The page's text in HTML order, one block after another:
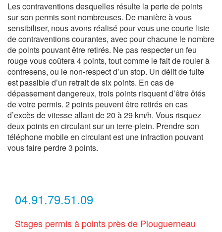
Les contraventions desquelles résulte la perte de points
sur son permis sont nombreuses. De manière à vous
sensibiliser, nous avons réalisé pour vous une courte liste
de contraventions courantes, avec pour chacune le nombre
de points pouvant être retirés. Ne pas respecter un feu
rouge vous coûtera 4 points, tout comme le fait de rouler à
contresens, ou le non-respect d’un stop. Un délit de fuite
est passible d’un retrait de six points. En cas de
dépassement dangereux, trois points risquent d’être ôtés
de votre permis. 2 points peuvent être retirés en cas
d’excès de vitesse allant de 20 à 29 km/h. Vous risquez
deux points en circulant sur un terre-plein. Prendre son
téléphone mobile en circulant est une infraction pouvant
vous faire perdre 3 points.
04.91.79.51.09
Stages permis à points près de Plouguerneau